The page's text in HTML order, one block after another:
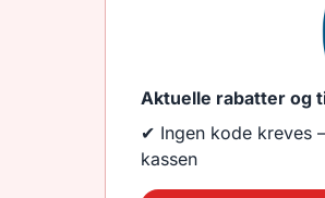
Aktuelle rabatter og
✔ Ingen kode kreves
kassen